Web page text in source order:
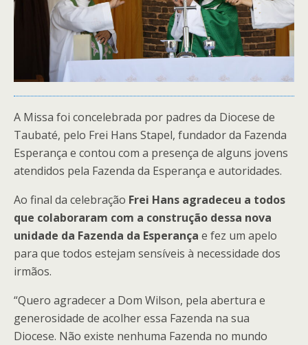
A Missa foi concelebrada por padres da Diocese de
Taubaté, pelo Frei Hans Stapel, fundador da Fazenda
Esperança e contou com a presença de alguns jovens
atendidos pela Fazenda da Esperança e autoridades.
Ao final da celebração Frei Hans agradeceu a todos
que colaboraram com a construção dessa nova
unidade da Fazenda da Esperança e fez um apelo
para que todos estejam sensíveis à necessidade dos
irmãos.
“Quero agradecer a Dom Wilson, pela abertura e
generosidade de acolher essa Fazenda na sua
Diocese. Não existe nenhuma Fazenda no mundo